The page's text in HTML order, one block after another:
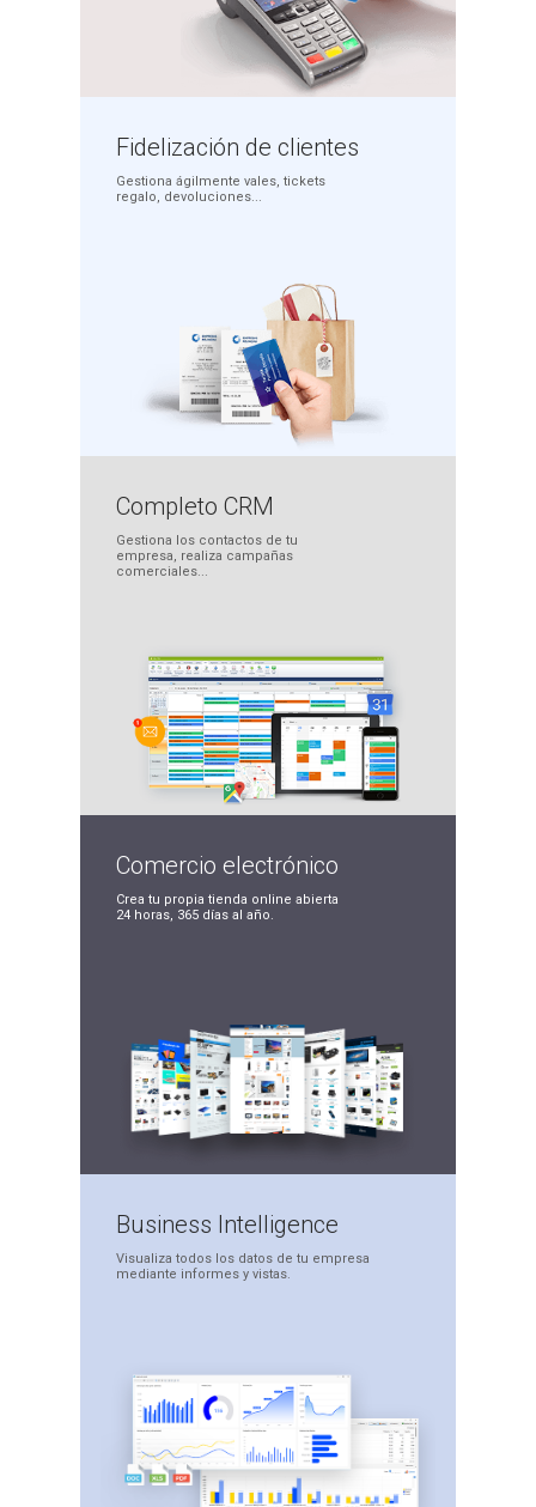
Fidelizaciónde clientes
Gestiona ágilmente vales, tickets
regalo, devoluciones...
CompletoCRM
Gestiona los contactos de tu
empresa, realiza campañas
comerciales...
Comercioelectrónico
Crea tu propia tienda online abierta
24 horas, 365 días al año.
Business Intelligence
Visualiza todos los datos de tu empresa
mediante informes y vistas.